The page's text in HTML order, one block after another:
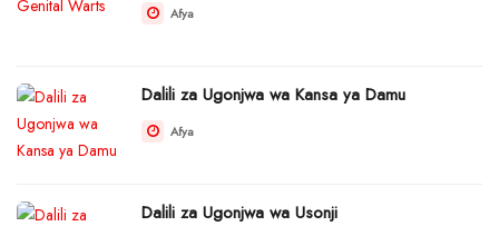
Afya
Dalili za Ugonjwa wa Kansa ya Damu
Afya
Dalili za Ugonjwa wa Usonji